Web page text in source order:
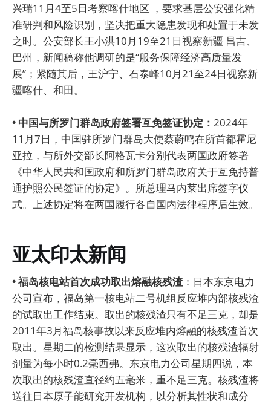
兴瑞11月4至5日考察喀什地区 ，要求基层公安强化精
准研判和风险识别，坚决把重大隐患发现和处置于未发
之时。公安部长王小洪10月19至21日视察新疆 昌吉、
巴州，新闻稿称他调研的是“服务保障经济高质量发
展”；紧随其后，王沪宁、石泰峰10月21至24日视察新
疆喀什、和田。
• 中国与所罗门群岛政府签署互免签证协定： 2024年
11月7日，中国驻所罗门群岛大使蔡蔚鸣在所首都霍尼
亚拉，与所外交部长阿格瓦卡分别代表两国政府签署
《中华人民共和国政府和所罗门群岛政府关于互免持普
通护照公民签证的协定》。所总理马内莱出席签字仪
式。上述协定将在两国履行各自国内法律程序后生效。
亚太印太新闻
• 福岛核电站首次成功取出熔融核残渣 ：日本东京电力
公司宣布，福岛第一核电站二号机组反应堆内部核残渣
的试取出工作结束。取出的核残渣只有不足三克，却是
2011年3月福岛核事故以来反应堆内熔融的核残渣首次
取出。星期二的检测结果显示，这次取出的核残渣辐射
剂量为每小时0.2毫西弗。东京电力公司星期四说，本
次取出的核残渣直径约五毫米，重不足三克。核残渣将
送往日本原子能研究开发机构，以分析其性状和成分